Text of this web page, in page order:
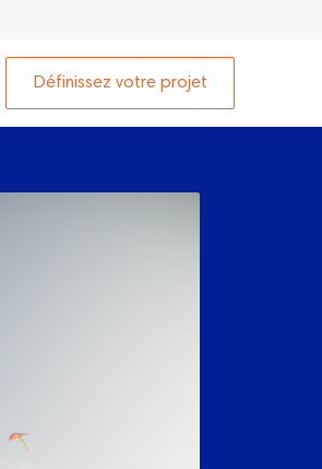
Définissez votre projet